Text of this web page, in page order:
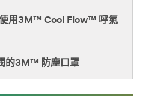
使用3M™ Cool Flow™ 呼氣
的3M™ 防塵口罩